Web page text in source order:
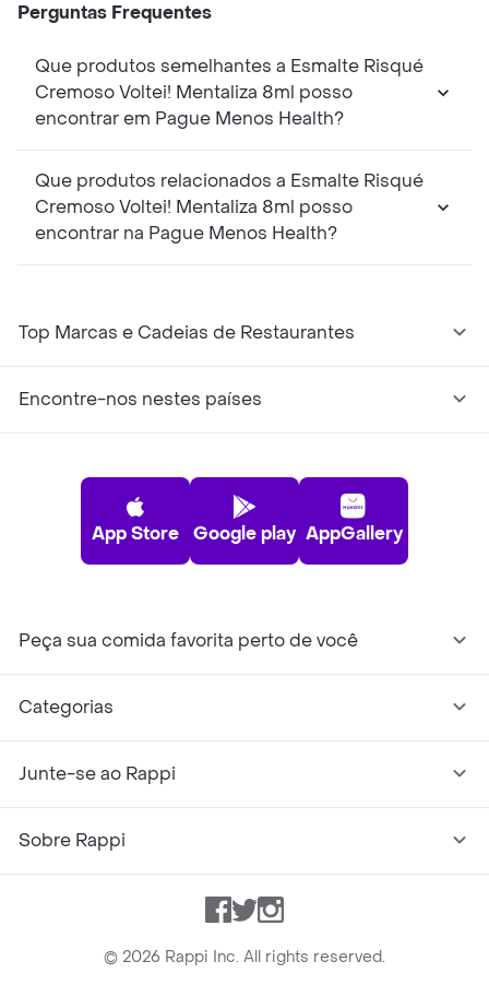
Perguntas Frequentes
Que produtos semelhantes a Esmalte Risqué
Cremoso Voltei! Mentaliza 8ml posso
encontrar em Pague Menos Health?
Que produtos relacionados a Esmalte Risqué
Cremoso Voltei! Mentaliza 8ml posso
encontrar na Pague Menos Health?
Top Marcas e Cadeias de Restaurantes
Encontre-nos nestes países
App Store Google play AppGallery
Peça sua comida favorita perto de você
Categorias
Junte-se ao Rappi
Sobre Rappi
Facebook
TwitterInstagram
© 2026 Rappi Inc. All rights reserved.